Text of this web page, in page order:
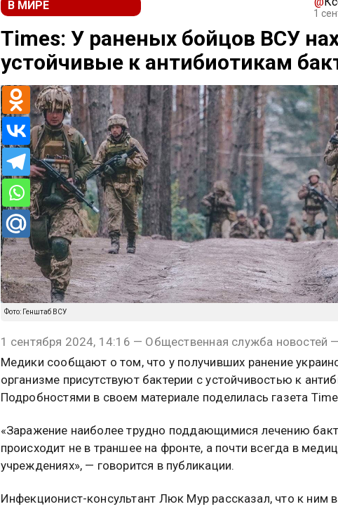
В МИРЕ
1
Times: У раненых бойцов ВСУ
устойчивые к антибиотикам
Фото: Генштаб ВСУ
1 сентября 2024, 14:16 — Общественная служба новостей
Медики сообщают о том, что у получивших ранение
организме присутствуют бактерии с устойчивостью к
Подробностями в своем материале поделилась газета
«Заражение наиболее трудно поддающимися лечению
происходит не в траншее на фронте, а почти всегда в
учреждениях», — говорится в публикации.
Инфекционист-консультант Люк Мур рассказал, что к ним